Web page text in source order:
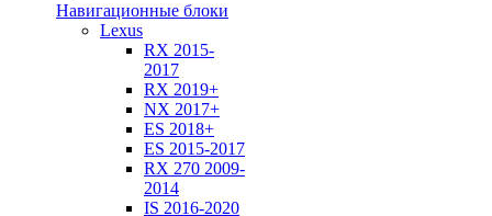
Навигационные блоки
Lexus
RX 2015-
2017
RX 2019+
NX 2017+
ES 2018+
ES 2015-2017
RX 270 2009-
2014
IS 2016-2020